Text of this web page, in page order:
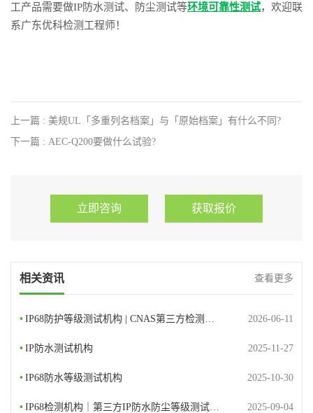
工产品需要做IP防水测试、防尘测试等环境可靠性测试，欢迎联
系广东优科检测工程师！
上一篇 : 美规UL「多重列名档案」与「原始档案」有什么不同?
下一篇 : AEC-Q200要做什么试验?
立即咨询 获取报价
相关资讯 查看更多
• 2026-06-11
IP68防护等级测试机构 | CNAS第三方检测…
• 2025-11-27
IP防水测试机构
• 2025-10-30
IP68防水等级测试机构
• 2025-09-04
IP68检测机构｜第三方IP防水防尘等级测试…